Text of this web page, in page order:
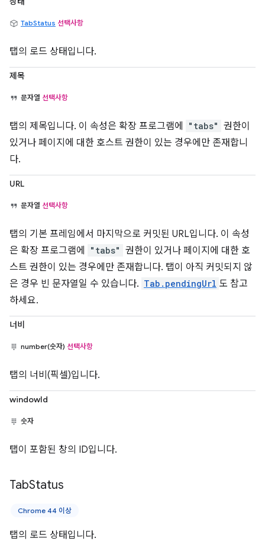
TabStatus 선택사항
탭의 로드 상태입니다.
제목
문자열 선택사항
탭의 제목입니다. 이 속성은 확장 프로그램에 "tabs" 권한이
있거나 페이지에 대한 호스트 권한이 있는 경우에만 존재합니
다.
URL
문자열 선택사항
탭의 기본 프레임에서 마지막으로 커밋된 URL입니다. 이 속성
은 확장 프로그램에
"tabs" 권한이 있거나 페이지에 대한 호
스트 권한이 있는 경우에만 존재합니다. 탭이 아직 커밋되지 않
은 경우 빈 문자열일 수 있습니다. Tab.pendingUrl 도 참고
하세요.
너비
number(숫자) 선택사항
탭의 너비(픽셀)입니다.
windowId
숫자
탭이 포함된 창의 ID입니다.
TabStatus
Chrome 44 이상
탭의 로드 상태입니다.